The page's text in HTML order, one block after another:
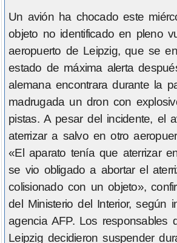
Un avión ha chocado este
objeto no identificado en pleno
aeropuerto de Leipzig, que se
estado de máxima alerta
alemana encontrara durante la
madrugada un dron con
pistas. A pesar del incidente, el
aterrizar a salvo en otro
«El aparato tenía que aterrizar
se vio obligado a abortar el
colisionado con un objeto»,
del Ministerio del Interior, según
agencia AFP. Los responsables
Leipzig decidieron suspender